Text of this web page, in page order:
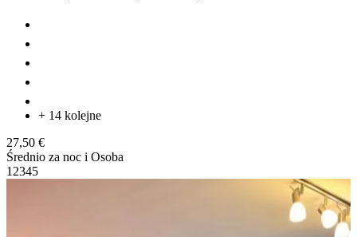
+ 14 kolejne
27,50 €
Średnio za noc i Osoba
1 2345